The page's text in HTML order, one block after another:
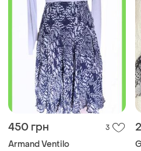
450 грн 3
Armand Ventilo